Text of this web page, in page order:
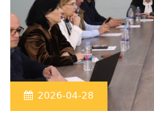
2026-04-28